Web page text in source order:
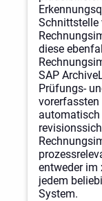
Schnittstelle
diese
SAP
Prüfungs-
vorerfassten
entweder im
jedem
System.